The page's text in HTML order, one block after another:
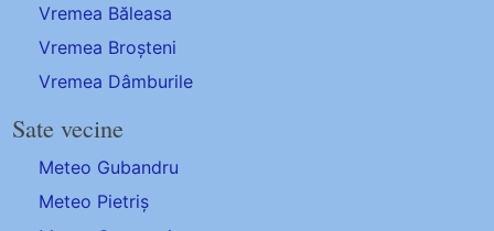
Vremea Băleasa
Vremea Broșteni
Vremea Dâmburile
Sate vecine
Meteo Gubandru
Meteo Pietriș